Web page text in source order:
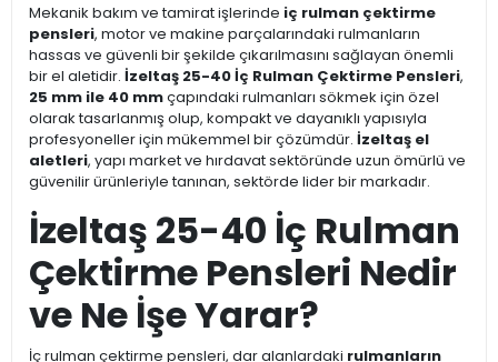
Mekanik bakım ve tamirat işlerinde iç rulman çektirme
pensleri, motor ve makine parçalarındaki rulmanların
hassas ve güvenli bir şekilde çıkarılmasını sağlayan önemli
bir el aletidir. İzeltaş 25-40 İç Rulman Çektirme Pensleri,
25 mm ile 40 mmçapındaki rulmanları sökmek için özel
olarak tasarlanmış olup, kompakt ve dayanıklı yapısıyla
profesyoneller için mükemmel bir çözümdür. İzeltaş el
aletleri, yapı market ve hırdavat sektöründe uzun ömürlü ve
güvenilir ürünleriyle tanınan, sektörde lider bir markadır.
İzeltaş 25-40 İç Rulman
Çektirme Pensleri Nedir
ve Ne İşe Yarar?
İç rulman çektirme pensleri, dar alanlardaki rulmanların